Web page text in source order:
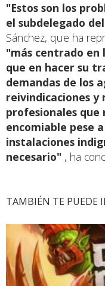
"Estos son los
el subdelegado
Sánchez, que ha
"más centrado en
que en hacer su
demandas de los
reivindicaciones y
profesionales
encomiable pese
instalaciones
necesario" , ha
TAMBIÉN TE PUEDE